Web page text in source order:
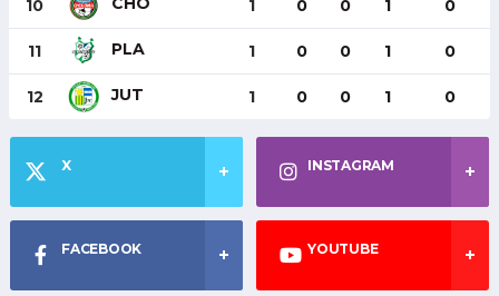
10 1 0 0 1 0
11 PLA 1 0 0 1 0
12 JUT 1 0 0 1 0
X INSTAGRAM
FACEBOOK YOUTUBE